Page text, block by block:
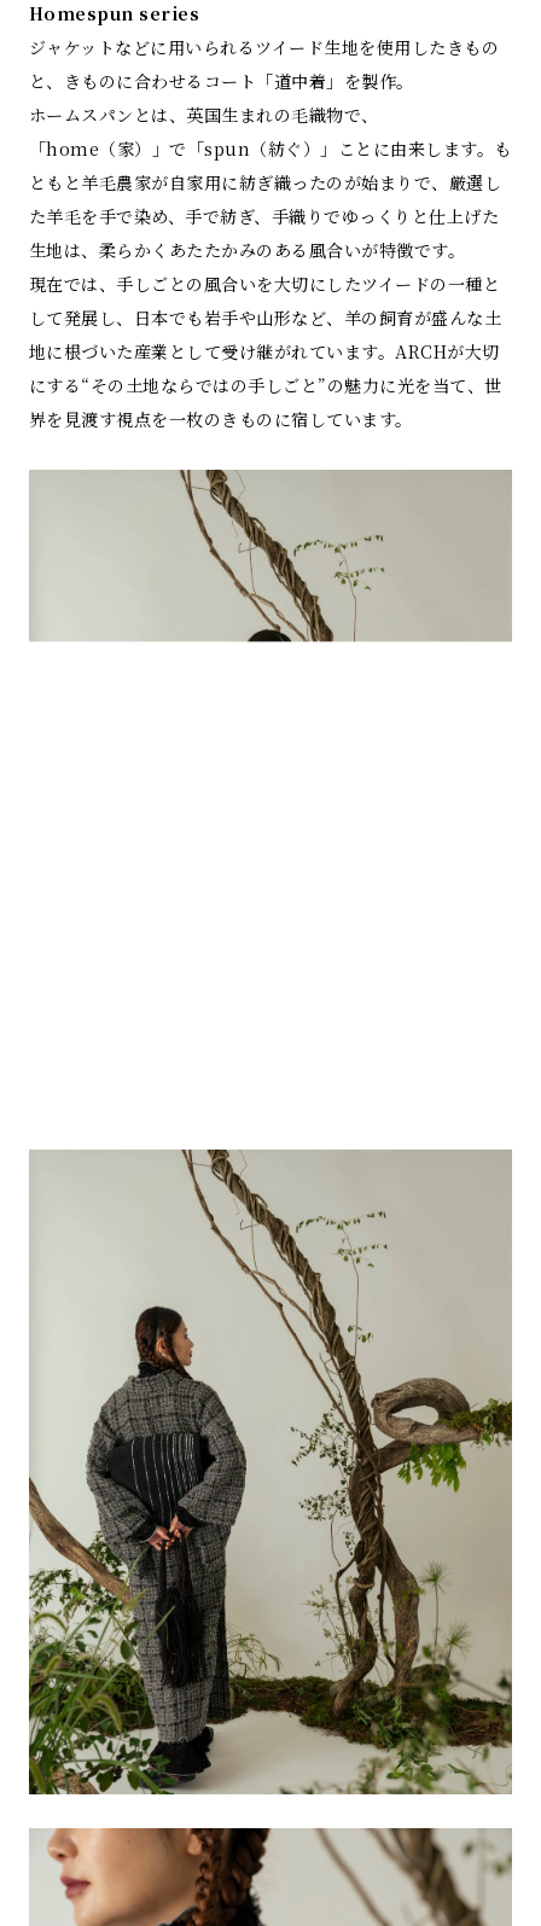
Homespun series
ジャケットなどに用いられるツイード生地を使用したきもの
と、きものに合わせるコート「道中着」を製作。
ホームスパンとは、英国生まれの毛織物で、
「home（家）」で「spun（紡ぐ）」ことに由来します。も
ともと羊毛農家が自家用に紡ぎ織ったのが始まりで、厳選し
た羊毛を手で染め、手で紡ぎ、手織りでゆっくりと仕上げた
生地は、柔らかくあたたかみのある風合いが特徴です。
現在では、手しごとの風合いを大切にしたツイードの一種と
して発展し、日本でも岩手や山形など、羊の飼育が盛んな土
地に根づいた産業として受け継がれています。ARCHが大切
にする“その土地ならではの手しごと”の魅力に光を当て、世
界を見渡す視点を一枚のきものに宿しています。